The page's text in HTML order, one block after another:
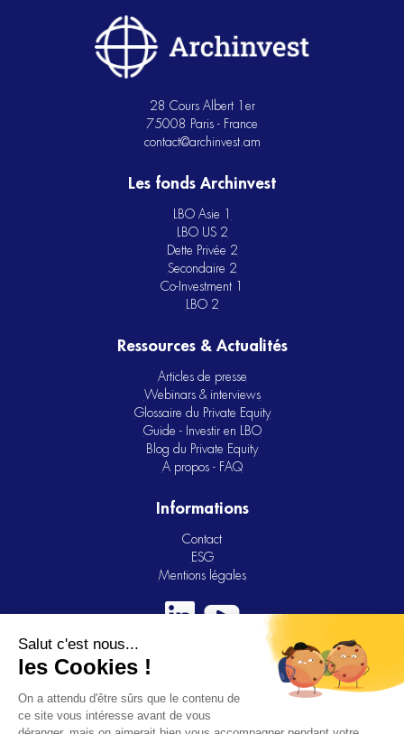
28 Cours Albert 1er
75008 Paris - France
contact@archinvest.am
Les fonds Archinvest
LBO Asie 1
LBO US 2
Dette Privée 2
Secondaire 2
Co-Investment 1
LBO 2
Ressources & Actualités
Articles de presse
Webinars & interviews
Glossaire du Private Equity
Guide - Investir en LBO
Blog du Private Equity
A propos - FAQ
Informations
Contact
ESG
Mentions légales
Avertissement : Archinvest est une Société par Actions
Simplifiée au capital de 2 173 917 euros, dont le siège